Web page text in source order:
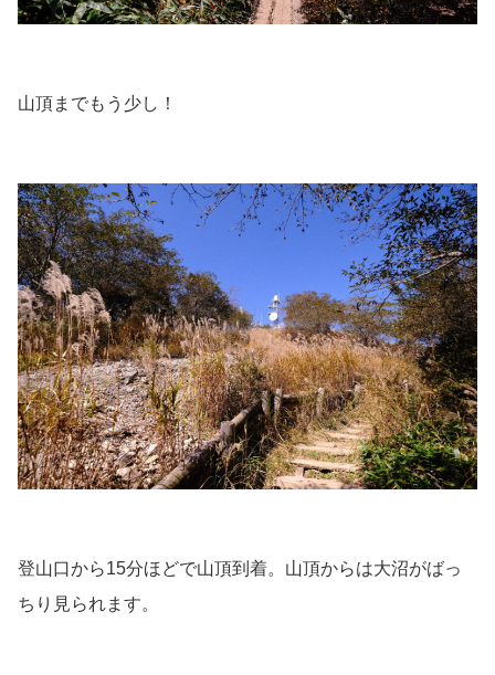
山頂までもう少し！
登山口から15分ほどで山頂到着。山頂からは大沼がばっ
ちり見られます。